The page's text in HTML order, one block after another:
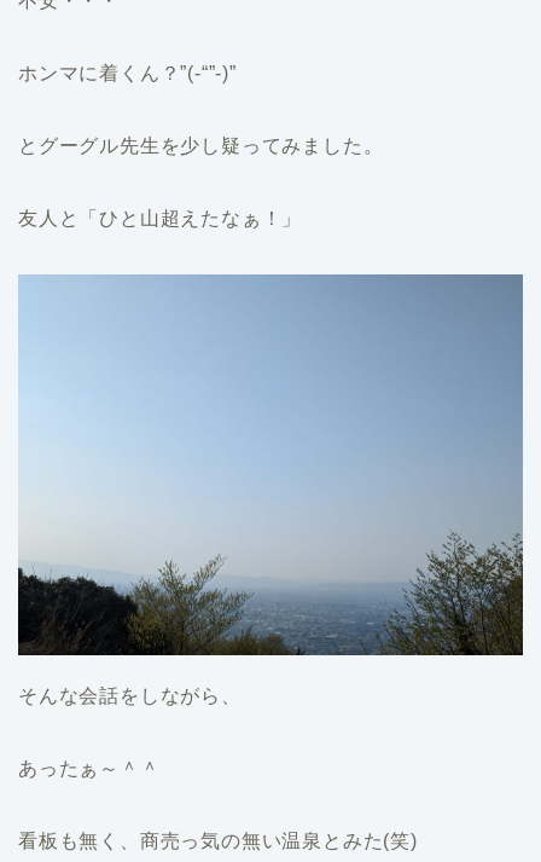
ホンマに着くん？”(-“”-)”
とグーグル先生を少し疑ってみました。
友人と「ひと山超えたなぁ！」
そんな会話をしながら、
あったぁ～＾＾
看板も無く、商売っ気の無い温泉とみた(笑)